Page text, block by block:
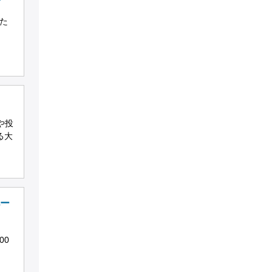
投
大